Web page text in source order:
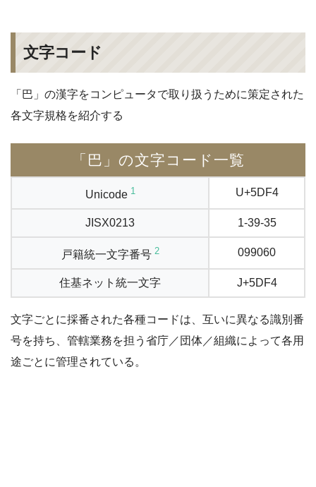
文字コード
「巴」の漢字をコンピュータで取り扱うために策定された
各文字規格を紹介する
「巴」の文字コード一覧
Unicode 1 U+5DF4
JISX0213 1-39-35
戸籍統一文字番号 2 099060
住基ネット統一文字 J+5DF4
文字ごとに採番された各種コードは、互いに異なる識別番
号を持ち、管轄業務を担う省庁／団体／組織によって各用
途ごとに管理されている。